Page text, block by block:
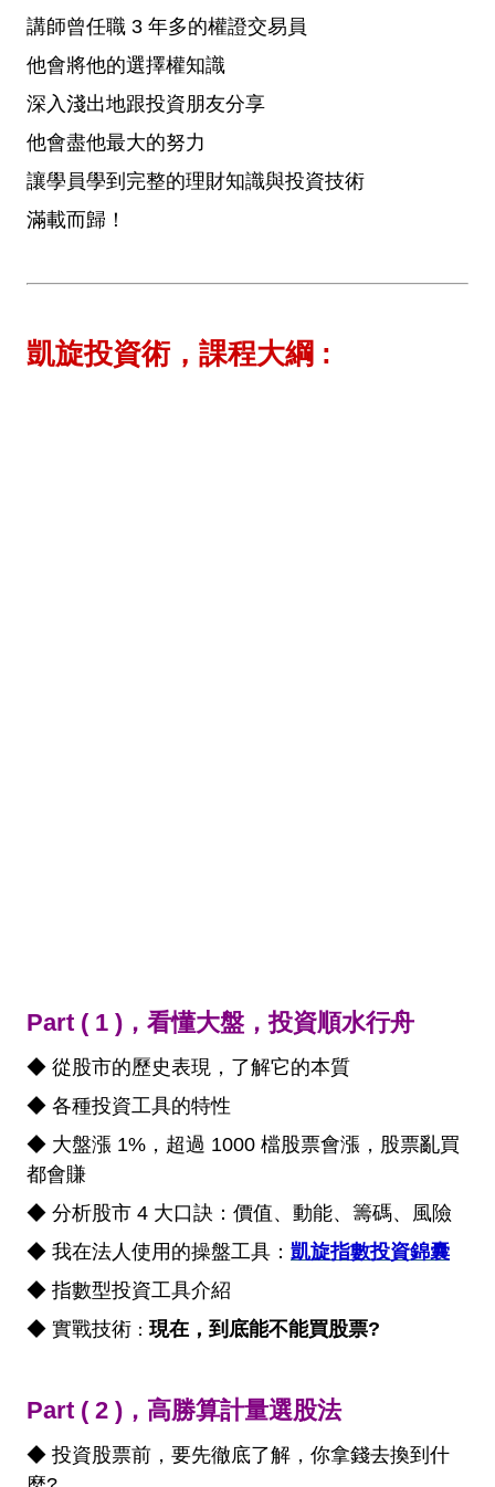
講師曾任職 3 年多的權證交易員
他會將他的選擇權知識
深入淺出地跟投資朋友分享
他會盡他最大的努力
讓學員學到完整的理財知識與投資技術
滿載而歸！
凱旋投資術，課程大綱 :
Part ( 1 )，看懂大盤，投資順水行舟
◆ 從股市的歷史表現，了解它的本質
◆ 各種投資工具的特性
◆ 大盤漲 1%，超過 1000 檔股票會漲，股票亂買
都會賺
◆ 分析股市 4 大口訣：價值、動能、籌碼、風險
◆ 我在法人使用的操盤工具： 凱旋指數投資錦囊
◆ 指數型投資工具介紹
◆ 實戰技術 ： 現在，到底能不能買股票?
Part ( 2 )，高勝算計量選股法
◆ 投資股票前，要先徹底了解，你拿錢去換到什